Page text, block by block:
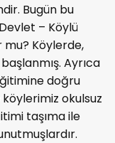
Bugün bu
– Köylü
mu? Köylerde,
Ayrıca
doğru
okulsuz
taşıma ile